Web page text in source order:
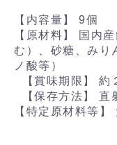
【内容量】 9個
【原材料】 国内
む）、砂糖、みり
ノ酸等）
【賞味期限】 約
【保存方法】 直
【特定原材料等】